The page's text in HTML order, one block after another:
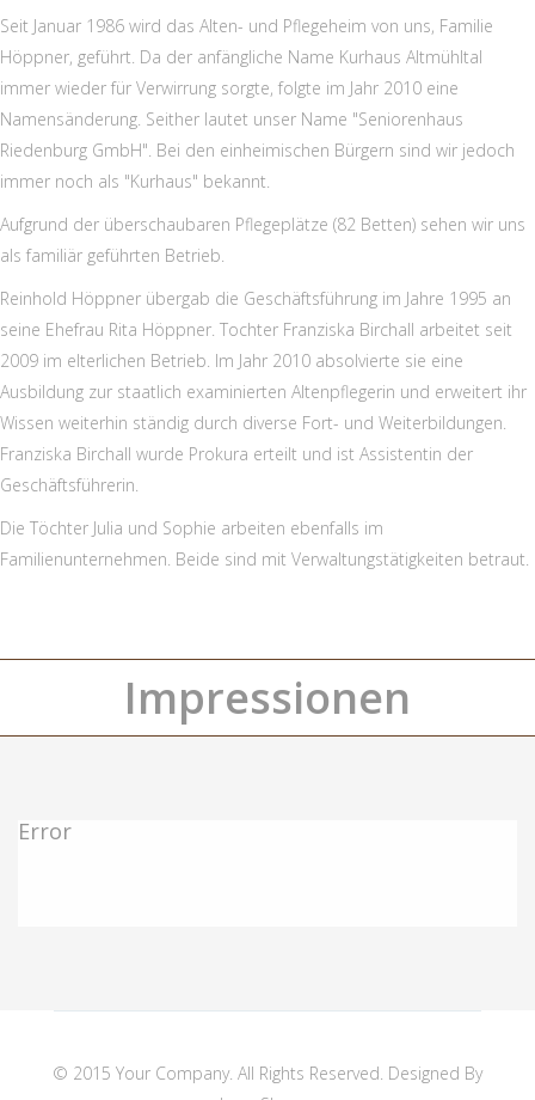
Seit Januar 1986 wird das Alten- und Pflegeheim von uns, Familie
Höppner, geführt. Da der anfängliche Name Kurhaus Altmühltal
immer wieder für Verwirrung sorgte, folgte im Jahr 2010 eine
Namensänderung. Seither lautet unser Name "Seniorenhaus
Riedenburg GmbH". Bei den einheimischen Bürgern sind wir jedoch
immer noch als "Kurhaus" bekannt.
Aufgrund der überschaubaren Pflegeplätze (82 Betten) sehen wir uns
als familiär geführten Betrieb.
Reinhold Höppner übergab die Geschäftsführung im Jahre 1995 an
seine Ehefrau Rita Höppner. Tochter Franziska Birchall arbeitet seit
2009 im elterlichen Betrieb. Im Jahr 2010 absolvierte sie eine
Ausbildung zur staatlich examinierten Altenpflegerin und erweitert ihr
Wissen weiterhin ständig durch diverse Fort- und Weiterbildungen.
Franziska Birchall wurde Prokura erteilt und ist Assistentin der
Geschäftsführerin.
Die Töchter Julia und Sophie arbeiten ebenfalls im
Familienunternehmen. Beide sind mit Verwaltungstätigkeiten betraut.
Impressionen
Error
© 2015 Your Company. All Rights Reserved. Designed By